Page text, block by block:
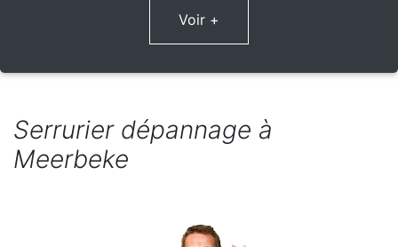
Voir +
Serrurier dépannage à
Meerbeke